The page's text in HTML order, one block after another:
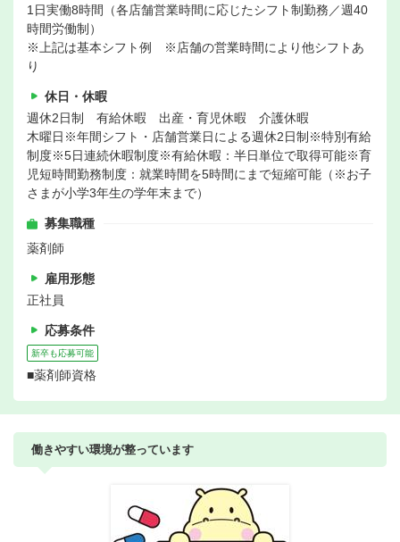
1日実働8時間（各店舗営業時間に応じたシフト制勤務／週40
時間労働制）
※上記は基本シフト例 ※店舗の営業時間により他シフトあ
り
休日・休暇
週休2日制 有給休暇 出産・育児休暇 介護休暇
木曜日※年間シフト・店舗営業日による週休2日制※特別有給
制度※5日連続休暇制度※有給休暇：半日単位で取得可能※育
児短時間勤務制度：就業時間を5時間にまで短縮可能（※お子
さまが小学3年生の学年末まで）
募集職種
薬剤師
雇用形態
正社員
応募条件
新卒も応募可能
■薬剤師資格
働きやすい環境が整っています